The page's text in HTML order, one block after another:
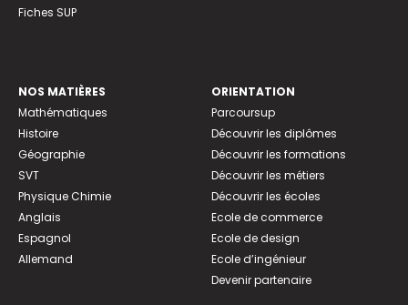
Fiches SUP
NOS MATIÈRES
Mathématiques
Histoire
Géographie
SVT
Physique Chimie
Anglais
Espagnol
Allemand
ORIENTATION
Parcoursup
Découvrir les diplômes
Découvrir les formations
Découvrir les métiers
Découvrir les écoles
Ecole de commerce
Ecole de design
Ecole d’ingénieur
Devenir partenaire